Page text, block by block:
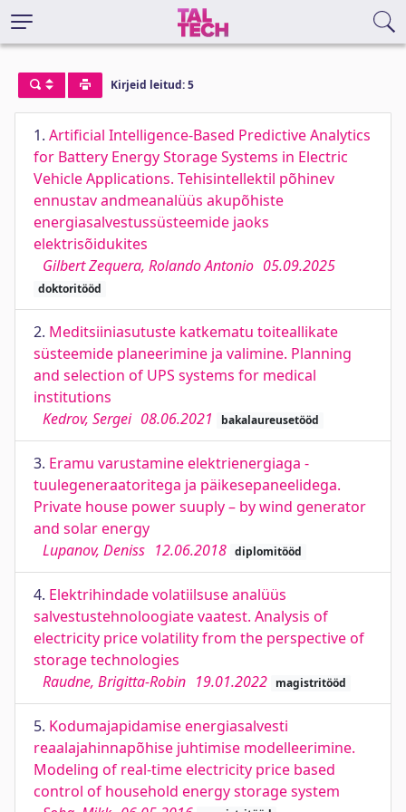
Kirjeid leitud: 5
1. Artificial Intelligence-Based Predictive Analytics
for Battery Energy Storage Systems in Electric
Vehicle Applications. Tehisintellektil põhinev
ennustav andmeanalüüs akupõhiste
energiasalvestussüsteemide jaoks
elektrisõidukites
Gilbert Zequera, Rolando Antonio 05.09.2025
doktoritööd
2. Meditsiiniasutuste katkematu toiteallikate
süsteemide planeerimine ja valimine. Planning
and selection of UPS systems for medical
institutions
Kedrov, Sergei 08.06.2021 bakalaureusetööd
3. Eramu varustamine elektrienergiaga -
tuulegeneraatoritega ja päikesepaneelidega.
Private house power suuply – by wind generator
and solar energy
Lupanov, Deniss 12.06.2018 diplomitööd
4. Elektrihindade volatiilsuse analüüs
salvestustehnoloogiate vaatest. Analysis of
electricity price volatility from the perspective of
storage technologies
Raudne, Brigitta-Robin 19.01.2022 magistritööd
5. Kodumajapidamise energiasalvesti
reaalajahinnapõhise juhtimise modelleerimine.
Modeling of real-time electricity price based
control of household energy storage system